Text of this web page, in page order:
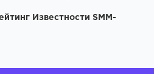
Известности SMM-